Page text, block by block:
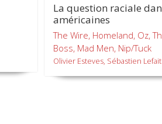
La question raciale
américaines
The Wire, Homeland, Oz,
Boss, Mad Men, Nip/Tuck
Olivier Esteves, Sébastien Lefait